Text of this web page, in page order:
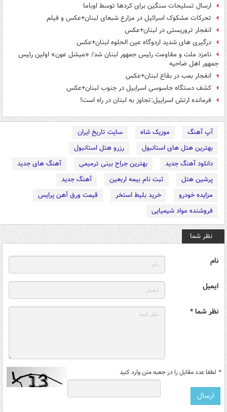
ارسال تسلیحات سنگین برای کردها توسط اوباما
تحرکات مشکوک اسرائیل در مزارع شبعای لبنان+عکس و فیلم
انفجار تروریستی در لبنان+عکس
درگیری های شدید اردوگاه عین الحلوه لبنان+عکس
نامزد ملت و مقاومت رئیس جمهور لبنان شد/ «میشل عون» اولین رئیس
جمهور اهل ضاحیه
انفجار بمب در بقاع لبنان+عکس
کشف دستگاه جاسوسی اسراییل در جنوب لبنان+عکس
فرمانده ارتش اسراییل:تجاوز به لبنان در راه است!
آپ آهنگ موزیک شاه
سایت تاریخ ایران
بهترین هتل های استانبول
رزرو هتل استانبول
دانلود آهنگ جدید
بهترین جراح بینی ترمیمی
آهنگ های جدید
پرشین هتل
ثبت نام بیمه اربعین
آهنگ جدید
مزایده خودرو
خرید بلیط استخر
قیمت ورق آهن پرایس
فروشنده مواد شیمیایی
نظر شما
نام
ایمیل
نظر شما *
* لطفا عدد مقابل را در جعبه متن وارد کنید